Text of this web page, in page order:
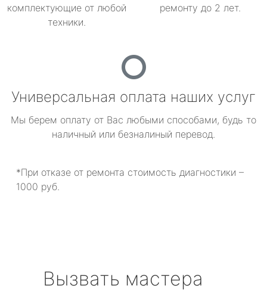
комплектующие от любой
техники.
ремонту до 2 лет.
Универсальная оплата наших услуг
Мы берем оплату от Вас любыми способами, будь то
наличный или безналиный перевод.
*При отказе от ремонта стоимость диагностики –
1000 руб.
Вызвать мастера